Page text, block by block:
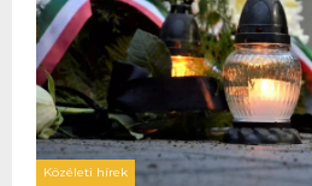
Közéleti hírek